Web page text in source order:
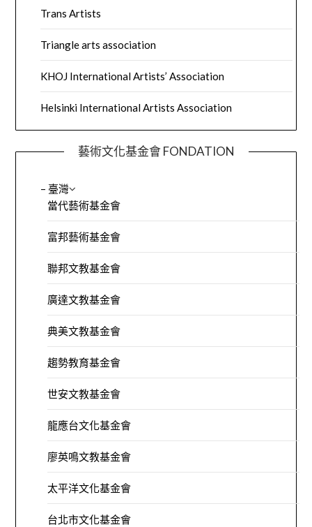
Trans Artists
Triangle arts association
KHOJ International Artists’ Association
Helsinki International Artists Association
藝術文化基金會 FONDATION
– 臺灣
當代藝術基金會
富邦藝術基金會
聯邦文教基金會
廣達文教基金會
典美文教基金會
趨勢教育基金會
世安文教基金會
龍應台文化基金會
廖英鳴文教基金會
太平洋文化基金會
台北市文化基金會